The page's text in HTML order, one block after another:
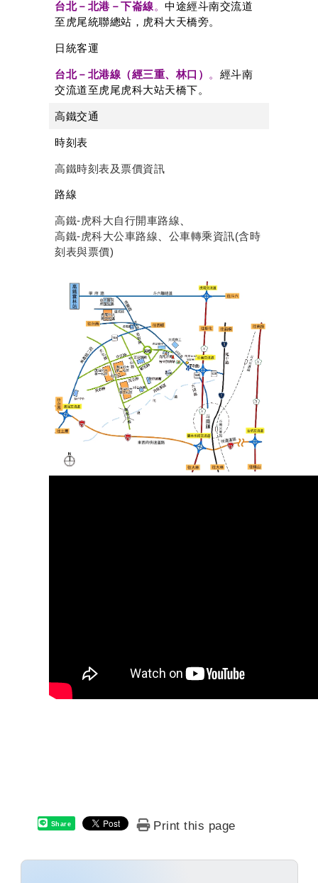
台北－北港－下崙線。 中途經斗南交流道
至虎尾統聯總站，虎科大天橋旁。
日統客運
台北－北港線（經三重、林口） 。 經斗南
交流道至虎尾虎科大站天橋下。
高鐵交通
時刻表
高鐵時刻表及票價資訊
路線
高鐵-虎科大自行開車路線、
高鐵-虎科大公車路線、 公車轉乘資訊(含時
刻表與票價)
Share Print this page